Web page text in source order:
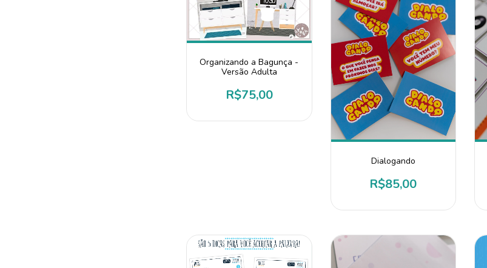
Organizando a Bagunça -
Versão Adulta
R$75,00
Dialogando
R$85,00